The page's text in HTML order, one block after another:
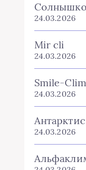
Солнышко
24.03.2026
Mir cli
24.03.2026
Smile-
24.03.2026
Антарктис
24.03.2026